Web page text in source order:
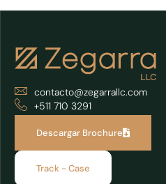
contacto@zegarrallc.com
+511 710 3291
Descargar Brochure
Track - Case